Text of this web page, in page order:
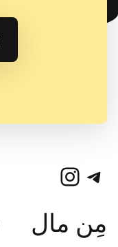
تلگراماینستاگرم
مِن مال